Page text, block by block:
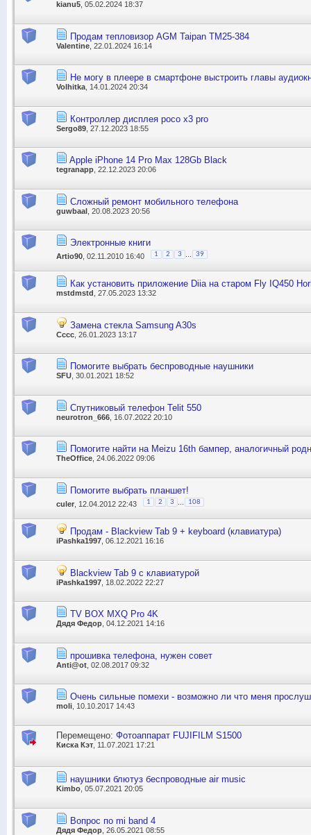
kianu5 , 05.02.2024 18:37
Продам тепловизор AGM Taipan TM25-384
Valentine , 22.01.2024 16:14
Не могу в плеере в смартфоне выстроить главы
Volhitka , 14.01.2024 20:34
Контроллер дисплея poco x3 pro
Sergo89 , 27.12.2023 18:55
Apple iPhone 14 Pro Max 128Gb Black
tegranapp , 22.12.2023 20:06
Сложный ремонт мобильного телефона
guwbaal , 20.08.2023 20:56
Электронные книги
Artio90 , 02.11.2010 16:40 1 2 3 39
Как установить приложение Diia на старом Fly IQ450
mstdmstd , 27.05.2023 13:32
Замена стекла Samsung A30s
Сссс , 26.01.2023 13:17
Помогите выбрать беспроводные наушники
SFU, 30.01.2021 18:52
Спутниковый телефон Telit 550
neurotron_666 , 16.07.2022 20:10
Помогите найти на Meizu 16th бампер, аналогичный
TheOffice , 24.06.2022 09:06
Помогите выбрать планшет!
culer , 12.04.2012 22:43 1 2 3 108
Продам - Blackview Tab 9 + keyboard (клавиатура)
iPashka1997 , 06.12.2021 16:16
Blackview Tab 9 с клавиатурой
iPashka1997 , 18.02.2022 22:27
TV BOX MXQ Pro 4K
Дядя Федор , 04.12.2021 14:16
прошивка телефона, нужен совет
Anti@ot , 02.08.2017 09:32
Очень сильные помехи - возможно ли что меня
moli , 10.10.2017 14:43
Перемещено: Фотоаппарат FUJIFILM S1500
Киска Кэт , 11.07.2021 17:21
наушники блютуз беспроводные air music
Kimbo , 05.07.2021 20:05
Вопрос по mi band 4
Дядя Федор , 26.05.2021 08:55